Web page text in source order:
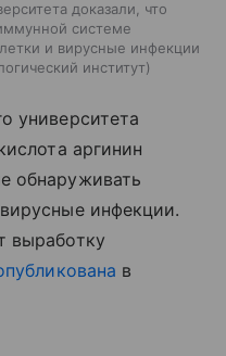
доказали, что
системе
и вирусные инфекции
институт
университета
аргинин
обнаруживать
инфекции.
выработку
в